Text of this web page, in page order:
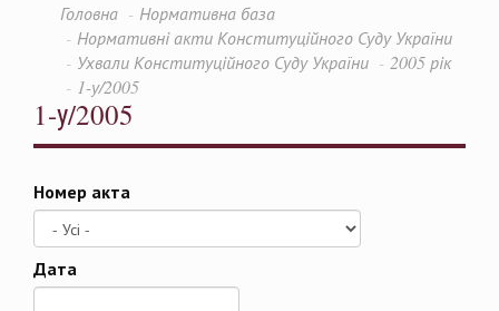
Головна
Нормативна база
Нормативні акти Конституційного Суду України
Ухвали Конституційного Суду України
2005 рік
1-у/2005
1-у/2005
Номер акта
Дата